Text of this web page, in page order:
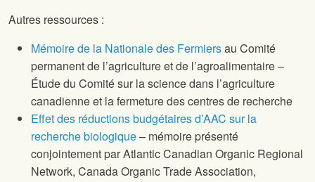
Autres ressources :
Mémoire de la Nationale des Fermiersau Comité
permanent de l’agriculture et de l’agroalimentaire –
Étude du Comité sur la science dans l’agriculture
canadienne et la fermeture des centres de recherche
Effet des réductions budgétaires d’AAC sur la
recherche biologique– mémoire présenté
conjointement par Atlantic Canadian Organic Regional
Network, Canada Organic Trade Association,